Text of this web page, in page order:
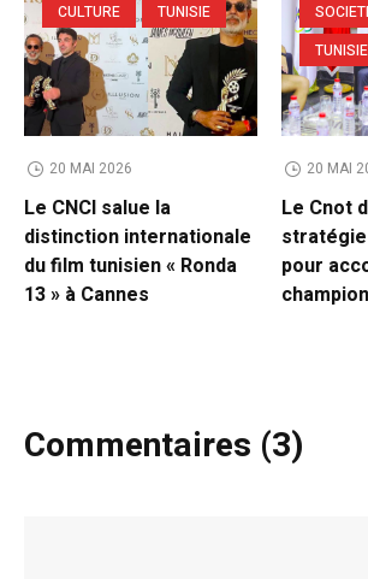
CULTURE TUNISIE
20 MAI 2026
Le CNCI salue la
distinction internationale
du film tunisien « Ronda
13 » à Cannes
TUNISIE
20 MAI
Le Cnot
pour
Commentaires (3)